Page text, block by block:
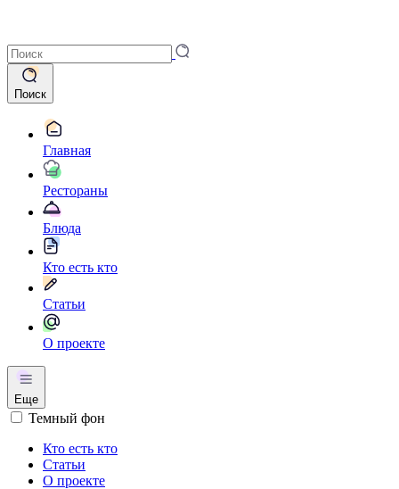
Поиск
Главная
Рестораны
Блюда
Кто есть кто
Статьи
О проекте
Еще
Темный фон
Кто есть кто
Статьи
О проекте